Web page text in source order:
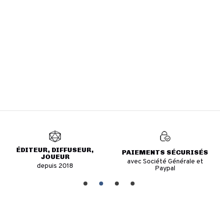
PAIEMENTS SÉCURISÉS
avec Société Générale et
EXPÉDITION
en moins de